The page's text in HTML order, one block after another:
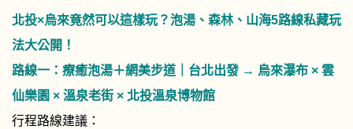
北投×烏來竟然可以這樣玩？泡湯、森林、山海5路線私藏玩
法大公開！
路線一： 療癒泡湯＋網美步道｜台北出發 → 烏來瀑布 × 雲
仙樂園 × 溫泉老街 × 北投溫泉博物館
行程路線建議：